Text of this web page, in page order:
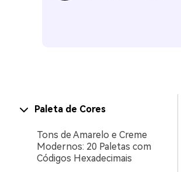
Paleta de Cores
Tons de Amarelo e Creme
Modernos: 20 Paletas com
Códigos Hexadecimais